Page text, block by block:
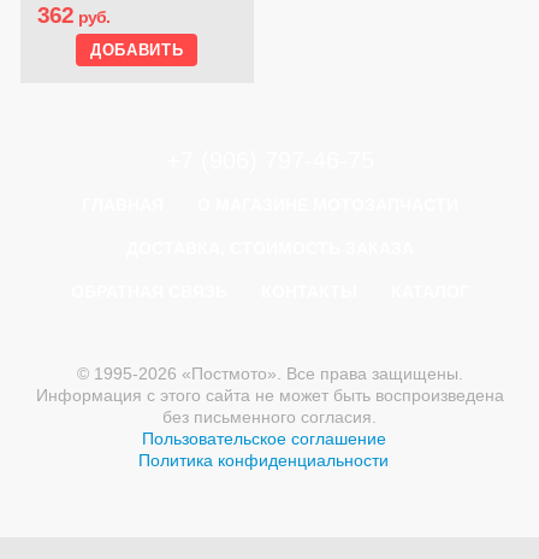
362 руб.
© 1995-2026 «Постмото». Все права защищены.
Информация с этого сайта не может быть воспроизведена
без письменного согласия.
Пользовательское соглашение
Политика конфиденциальности